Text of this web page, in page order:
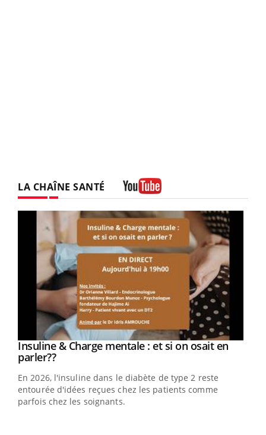
LA CHAÎNE SANTÉ
Youtube
Insuline & Charge mentale : et si on osait en
parler??Youtube
En 2026, l'insuline dans le diabète de type 2 reste
entourée d'idées reçues chez les patients comme
parfois chez les soignants.